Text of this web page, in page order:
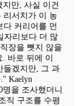
만, 사실 이건
리서치가 이 농
다 커리어를 먼
자리보다 더 많
장을 뺏지 않을
바로 뒤에 이
들겠지만, 그 과
Kaelyn
명을 조사했더니
직 구조를 수평